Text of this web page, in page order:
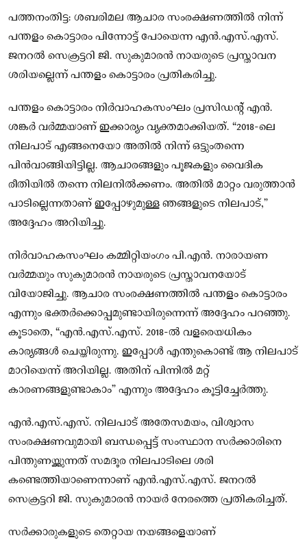
പത്തനംതിട്ട: ശബരിമല ആചാര സംരക്ഷണത്തിൽ നിന്ന്
പന്തളം കൊട്ടാരം പിന്നോട്ട് പോയെന്ന എൻ.എസ്.എസ്.
ജനറൽ സെക്രട്ടറി ജി. സുകുമാരൻ നായരുടെ പ്രസ്താവന
ശരിയല്ലെന്ന് പന്തളം കൊട്ടാരം പ്രതികരിച്ചു.
പന്തളം കൊട്ടാരം നിർവാഹകസംഘം പ്രസിഡന്റ് എൻ.
ശങ്കർ വർമ്മയാണ് ഇക്കാര്യം വ്യക്തമാക്കിയത്. “2018-ലെ
നിലപാട് എങ്ങനെയോ അതിൽ നിന്ന് ഒട്ടുംതന്നെ
പിൻവാങ്ങിയിട്ടില്ല. ആചാരങ്ങളും പൂജകളും വൈദിക
രീതിയിൽ തന്നെ നിലനിൽക്കണം. അതിൽ മാറ്റം വരുത്താൻ
പാടില്ലെന്നതാണ് ഇപ്പോഴുമുള്ള ഞങ്ങളുടെ നിലപാട്,”
അദ്ദേഹം അറിയിച്ചു.
നിർവാഹകസംഘം കമ്മിറ്റിയംഗം പി.എൻ. നാരായണ
വർമ്മയും സുകുമാരൻ നായരുടെ പ്രസ്താവനയോട്
വിയോജിച്ചു. ആചാര സംരക്ഷണത്തിൽ പന്തളം കൊട്ടാരം
എന്നും ഭക്തർക്കൊപ്പമുണ്ടായിരുന്നെന്ന് അദ്ദേഹം പറഞ്ഞു.
കൂടാതെ, “എൻ.എസ്.എസ്. 2018-ൽ വളരെയധികം
കാര്യങ്ങൾ ചെയ്തിരുന്നു. ഇപ്പോൾ എന്തുകൊണ്ട് ആ നിലപാട്
മാറിയെന്ന് അറിയില്ല. അതിന് പിന്നിൽ മറ്റ്
കാരണങ്ങളുണ്ടാകാം” എന്നും അദ്ദേഹം കൂട്ടിച്ചേർത്തു.
എൻ.എസ്.എസ്. നിലപാട് അതേസമയം, വിശ്വാസ
സംരക്ഷണവുമായി ബന്ധപ്പെട്ട് സംസ്ഥാന സർക്കാരിനെ
പിന്തുണയ്ക്കുന്നത് സമദൂര നിലപാടിലെ ശരി
കണ്ടെത്തിയാണെന്നാണ് എൻ.എസ്.എസ്. ജനറൽ
സെക്രട്ടറി ജി. സുകുമാരൻ നായർ നേരത്തെ പ്രതികരിച്ചത്.
സർക്കാരുകളുടെ തെറ്റായ നയങ്ങളെയാണ്